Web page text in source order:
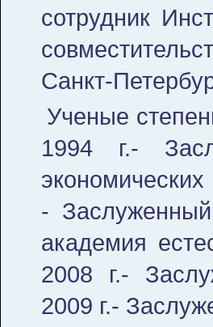
сотрудник
Санкт-
Ученые
1994 г.-
-
академия
2008 г.-
2009 г.-